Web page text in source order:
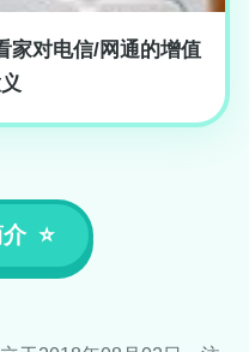
家对电信/网通的增值